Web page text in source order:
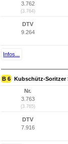
3.762
(3.764)
DTV
9.264
Infos...
B 6 Kubschütz-Soritzer
Nr.
3.763
(3.765)
DTV
7.916